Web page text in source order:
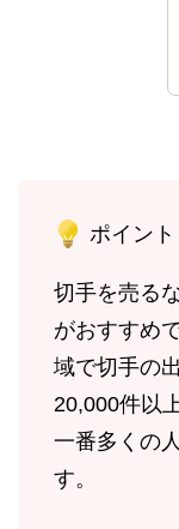
ポイント
切手を売る
がおすすめ
域で切手の
20,000件以
一番多くの
す。